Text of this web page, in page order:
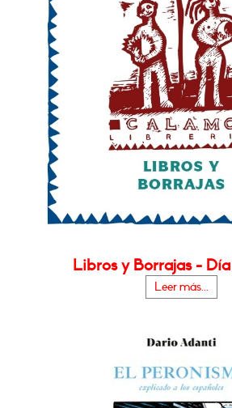
Libros y Borrajas -
Leer más...